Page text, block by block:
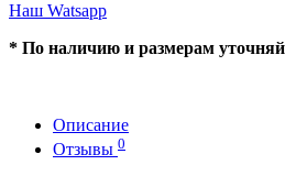
Наш Watsapp
* По наличию и размерам
Описание
Отзывы 0